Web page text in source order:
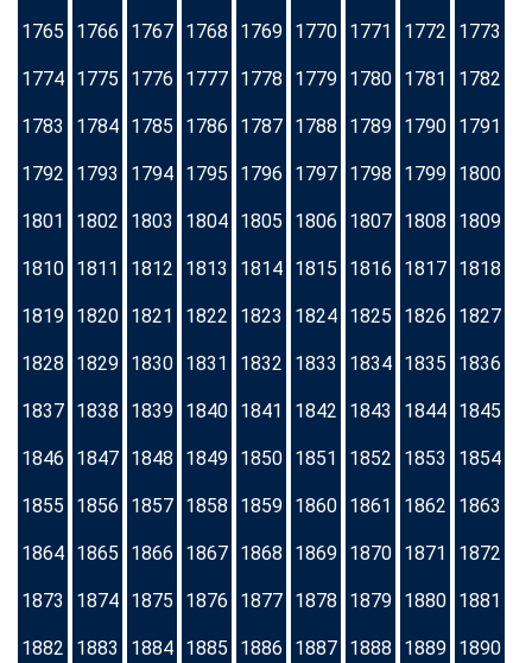
1765 1766 1767 1768 1769 1770 1771 1772 1773
1774 1775 1776 1777 1778 1779 1780 1781 1782
1783 1784 1785 1786 1787 1788 1789 1790 1791
1792 1793 1794 1795 1796 1797 1798 1799 1800
1801 1802 1803 1804 1805 1806 1807 1808 1809
1810 1811 1812 1813 1814 1815 1816 1817 1818
1819 1820 1821 1822 1823 1824 1825 1826 1827
1828 1829 1830 1831 1832 1833 1834 1835 1836
1837 1838 1839 1840 1841 1842 1843 1844 1845
1846 1847 1848 1849 1850 1851 1852 1853 1854
1855 1856 1857 1858 1859 1860 1861 1862 1863
1864 1865 1866 1867 1868 1869 1870 1871 1872
1873 1874 1875 1876 1877 1878 1879 1880 1881
1882 1883 1884 1885 1886 1887 1888 1889 1890